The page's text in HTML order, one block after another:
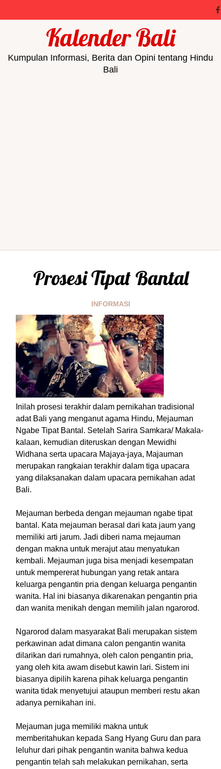
Kalender Bali
Kumpulan Informasi, Berita dan Opini tentang Hindu
Bali
Prosesi Tipat Bantal
INFORMASI
Inilah prosesi terakhir dalam pernikahan tradisional
adat Bali yang menganut agama Hindu, Mejauman
Ngabe Tipat Bantal. Setelah Sarira Samkara/ Makala-
kalaan, kemudian diteruskan dengan Mewidhi
Widhana serta upacara Majaya-jaya, Majauman
merupakan rangkaian terakhir dalam tiga upacara
yang dilaksanakan dalam upacara pernikahan adat
Bali.
Mejauman berbeda dengan mejauman ngabe tipat
bantal. Kata mejauman berasal dari kata jaum yang
memiliki arti jarum. Jadi diberi nama mejauman
dengan makna untuk merajut atau menyatukan
kembali. Mejauman juga bisa menjadi kesempatan
untuk mempererat hubungan yang retak antara
keluarga pengantin pria dengan keluarga pengantin
wanita. Hal ini biasanya dikarenakan pengantin pria
dan wanita menikah dengan memilih jalan ngarorod.
Ngarorod dalam masyarakat Bali merupakan sistem
perkawinan adat dimana calon pengantin wanita
dilarikan dari rumahnya, oleh calon pengantin pria,
yang oleh kita awam disebut kawin lari. Sistem ini
biasanya dipilih karena pihak keluarga pengantin
wanita tidak menyetujui ataupun memberi restu akan
adanya pernikahan ini.
Mejauman juga memiliki makna untuk
memberitahukan kepada Sang Hyang Guru dan para
leluhur dari pihak pengantin wanita bahwa kedua
pengantin telah sah melakukan pernikahan, serta